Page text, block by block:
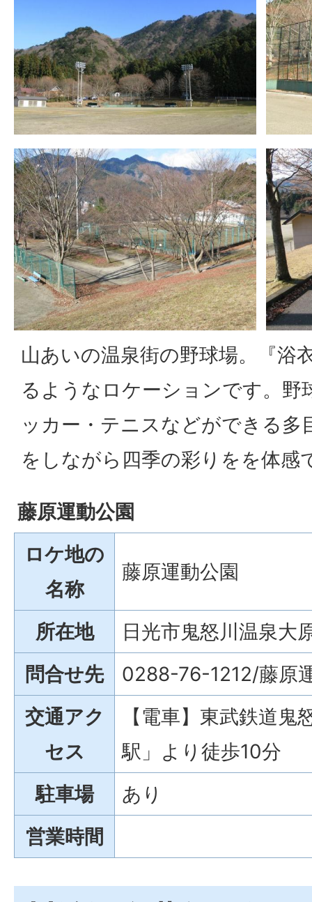
山あいの温泉街の野球場。『浴
るようなロケーションです。野
ッカー・テニスなどができる多
をしながら四季の彩りをを体感
藤原運動公園
ロケ地の
名称
藤原運動公園
所在地
日光市鬼怒川温泉大
問合せ先
0288-76-1212/藤原
交通アク
セス
【電車】東武鉄道鬼
駅」より徒歩10分
駐車場
あり
営業時間